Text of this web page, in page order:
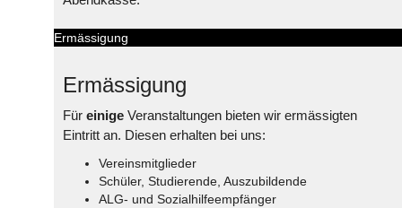
Ermässigung
Ermässigung
Für einige Veranstaltungen bieten wir ermässigten
Eintritt an. Diesen erhalten bei uns:
Vereinsmitglieder
Schüler, Studierende, Auszubildende
ALG- und Sozialhilfeempfänger